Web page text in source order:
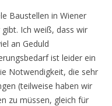
Baustellen in Wiener
Ich weiß, dass wir
an Geduld
ist leider ein
Notwendigkeit, die sehr
(teilweise haben wir
zu müssen, gleich für